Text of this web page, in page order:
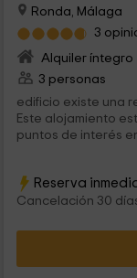
Ronda, Málaga
3
Alquiler íntegro
3 personas
edificio existe una
Este alojamiento
puntos de interés
Reserva
Cancelación 30